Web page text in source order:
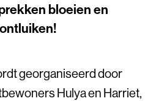
bloeien en
georganiseerd door
Hulya en Harriet,